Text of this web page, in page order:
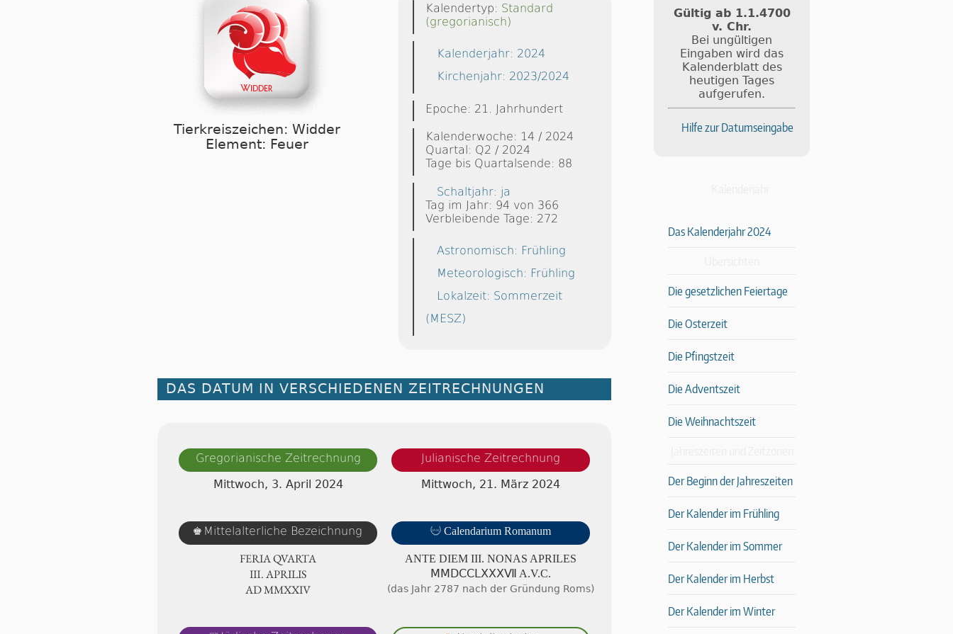
Tierkreiszeichen: Widder
Element: Feuer
Kalendertyp: Standard
(gregorianisch)
Kalenderjahr: 2024
Kirchenjahr: 2023/2024
Epoche: 21. Jahrhundert
Kalenderwoche: 14 / 2024
Quartal: Q2 / 2024
Tage bis Quartalsende: 88
Schaltjahr: ja
Tag im Jahr: 94 von 366
Verbleibende Tage: 272
Astronomisch: Frühling
Meteorologisch: Frühling
Lokalzeit: Sommerzeit
(MESZ)
DAS DATUM IN VERSCHIEDENEN ZEITRECHNUNGEN
Gregorianische Zeitrechnung
Mittwoch, 3. April 2024
Julianische Zeitrechnung
Mittwoch, 21. März 2024
♚ Mittelalterliche Bezeichnung
FERIA QUARTA
Ⅲ. APRILIS
AD ⅯⅯⅩⅩⅣ
 Calendarium Romanum
ANTE DIEM III. NONAS APRI­LES
ⅯⅯⅮⅭⅭⅬⅩⅩⅩⅦ A.V.C.
(das Jahr 2787 nach der Gründung Roms)
Gültig ab 1.1.4700
v. Chr.
Bei ungültigen
Eingaben wird das
Kalenderblatt des
heutigen Tages
aufgerufen.
Hilfe zur Datumseingabe
Das Kalenderjahr 2024
Die gesetzlichen Feiertage
Die Osterzeit
Die Pfingstzeit
Die Adventszeit
Die Weihnachtszeit
Der Beginn der Jahreszeiten
Der Kalender im Frühling
Der Kalender im Sommer
Der Kalender im Herbst
Der Kalender im Winter